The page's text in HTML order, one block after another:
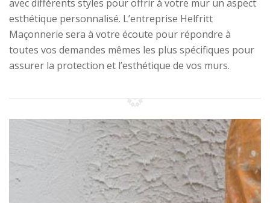
avec différents styles pour offrir à votre mur un aspect
esthétique personnalisé. L’entreprise Helfritt
Maçonnerie sera à votre écoute pour répondre à
toutes vos demandes mêmes les plus spécifiques pour
assurer la protection et l’esthétique de vos murs.